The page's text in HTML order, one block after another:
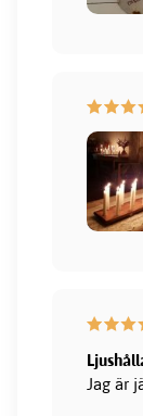
Jag är